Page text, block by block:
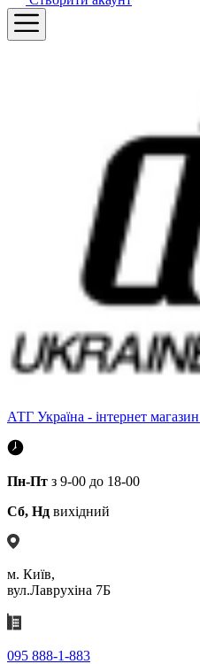
АТГ Україна - інтернет
Пн-Пт з 9-00 до 18-00
Сб, Нд вихідний
м. Київ,
вул.Лаврухіна 7Б
095 888-1-883